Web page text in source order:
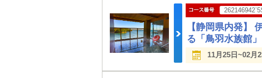
【静岡県内発】
る「鳥羽水族館」
11月25日~02月